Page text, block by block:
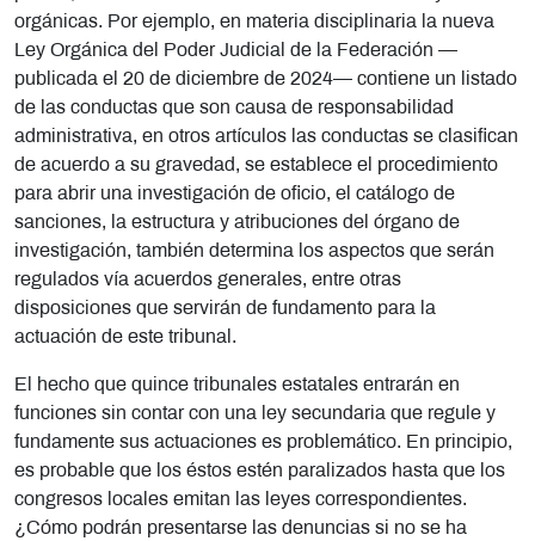
orgánicas. Por ejemplo, en materia disciplinaria la nueva
Ley Orgánica del Poder Judicial de la Federación —
publicada el 20 de diciembre de 2024— contiene un listado
de las conductas que son causa de responsabilidad
administrativa, en otros artículos las conductas se clasifican
de acuerdo a su gravedad, se establece el procedimiento
para abrir una investigación de oficio, el catálogo de
sanciones, la estructura y atribuciones del órgano de
investigación, también determina los aspectos que serán
regulados vía acuerdos generales, entre otras
disposiciones que servirán de fundamento para la
actuación de este tribunal.
El hecho que quince tribunales estatales entrarán en
funciones sin contar con una ley secundaria que regule y
fundamente sus actuaciones es problemático. En principio,
es probable que los éstos estén paralizados hasta que los
congresos locales emitan las leyes correspondientes.
¿Cómo podrán presentarse las denuncias si no se ha